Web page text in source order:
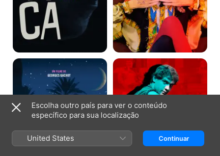
Maria
Música
É
Perfume
Cazuza:
Boas
Escolha outro país para ver o conteúdo
específico para sua localização
United States Continuar